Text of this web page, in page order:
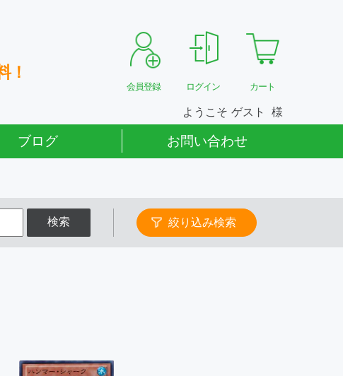
！
会員登録 ログイン カート
ようこそ ゲスト
ブログ お問い合わせ
検索 絞り込み検索